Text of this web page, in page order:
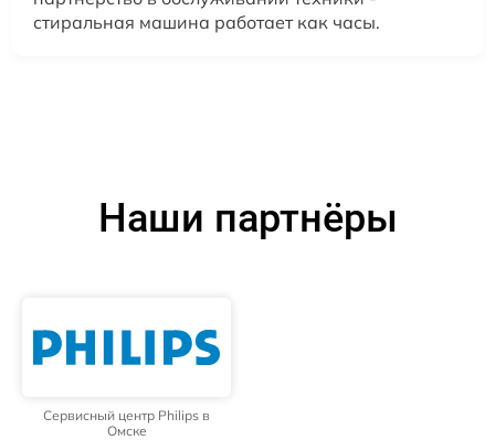
стиральная машина работает как часы.
Наши партнёры
Сервисный центр Philips в
Омске